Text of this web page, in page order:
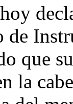
de
que
la